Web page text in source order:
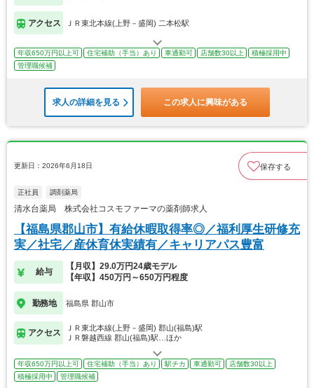
アクセス ＪＲ東北本線(上野－盛岡) 二本松駅
年収650万円以上可 住宅補助（手当）あり 車通勤可 店舗数30以上
積極採用中
管理職候補
求人の詳細を見る この求人に興味がある
更新日：2026年6月18日 保存する
正社員 調剤薬局
清水台薬局 株式会社コスモファーマの薬剤師求人
【福島県郡山市】有給休暇取得率◎／福利厚生研修充
実／社宅／産休育休実績有／キャリアパス豊富
給与
【月収】29.0万円24歳モデル
【年収】450万円～650万円程度
勤務地 福島県 郡山市
アクセス
ＪＲ東北本線(上野－盛岡) 郡山(福島)駅
ＪＲ磐越西線 郡山(福島)駅…ほか
年収650万円以上可 住宅補助（手当）あり 駅チカ 車通勤可
店舗数30以上
積極採用中
管理職候補